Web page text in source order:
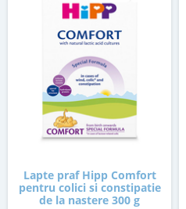
Lapte praf Hipp Comfort
pentru colici si constipatie
de la nastere 300 g